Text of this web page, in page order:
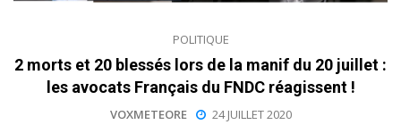
POLITIQUE
2 morts et 20 blessés lors de la manif du 20 juillet :
les avocats Français du FNDC réagissent !
VOXMETEORE 24 JUILLET 2020